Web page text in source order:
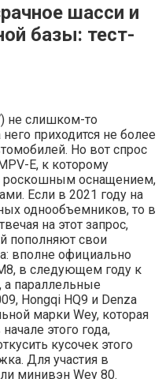
шасси и
базы: тест-
не слишком-то
приходится не более
Но вот спрос
E, к которому
роскошным оснащением,
Если в 2021 году на
однообъемников, то в
на этот запрос,
пополняют свои
вполне официально
в следующем году к
а параллельные
Hongqi HQ9 и Denza
марки Wey, которая
этого года,
кусочек этого
Для участия в
минивэн Wey 80.